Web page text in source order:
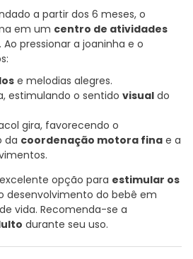
a partir dos 6 meses, o
em um centro de atividades
. Ao pressionar a joaninha e o
e melodias alegres.
estimulando o sentido visual do
gira, favorecendo o
da coordenação motora fina e a
opção para estimular os
desenvolvimento do bebê em
vida. Recomenda-se a
durante seu uso.